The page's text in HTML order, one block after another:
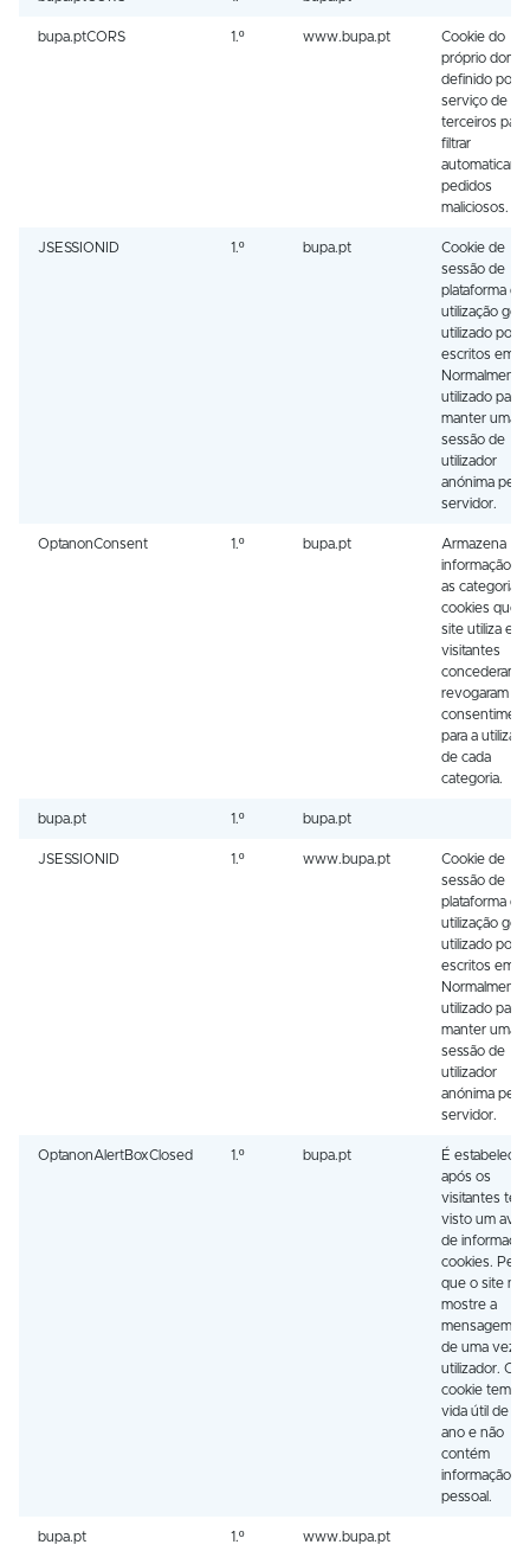
bupa.ptCORS 1.º www.bupa.pt
Cookie do
próprio
definido por
serviço de
terceiros para
filtrar
pedidos
maliciosos.
JSESSIONID 1.º bupa.pt
Cookie de
sessão de
plataforma de
utilização
utilizado por
escritos em
utilizado para
manter uma
sessão de
utilizador
anónima pelo
servidor.
OptanonConsent 1.º bupa.pt
Armazena
informação
as categorias
cookies que o
site utiliza e
visitantes
concederam
revogaram o
para a
de cada
categoria.
bupa.pt 1.º bupa.pt
JSESSIONID 1.º www.bupa.pt
Cookie de
sessão de
plataforma de
utilização
utilizado por
escritos em
utilizado para
manter uma
sessão de
utilizador
anónima pelo
servidor.
OptanonAlertBoxClosed 1.º bupa.pt
É
após os
visitantes
visto um
de
cookies.
que o site não
mostre a
mensagem
de uma vez a
utilizador. O
cookie tem
vida útil de
ano e não
contém
informação
pessoal.
bupa.pt 1.º www.bupa.pt